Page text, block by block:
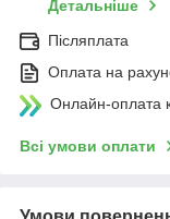
Детальніше
Післяплата
Оплата на
Онлайн-оплата
Всі умови оплати